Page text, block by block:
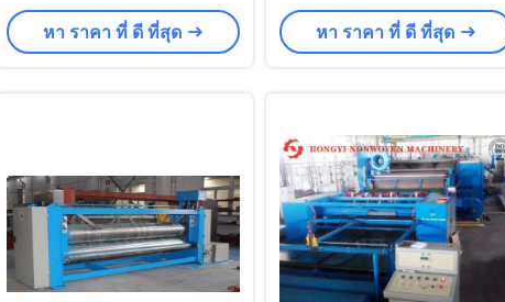
เครื่องฟิลท์เกร็ดสําหรับหมอน
หา ราคา ที่ ดี ที่สุด
การเชื่อมต่อทางความร้อน
หา ราคา ที่ ดี ที่สุด